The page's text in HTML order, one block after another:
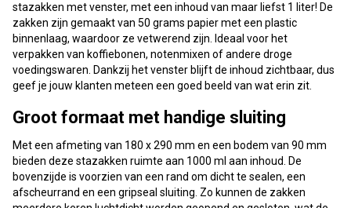
stazakken met venster, met een inhoud van maar liefst 1 liter! De
zakken zijn gemaakt van 50 grams papier met een plastic
binnenlaag, waardoor ze vetwerend zijn. Ideaal voor het
verpakken van koffiebonen, notenmixen of andere droge
voedingswaren. Dankzij het venster blijft de inhoud zichtbaar, dus
geef je jouw klanten meteen een goed beeld van wat erin zit.
Groot formaat met handige sluiting
Met een afmeting van 180 x 290 mm en een bodem van 90 mm
bieden deze stazakken ruimte aan 1000 ml aan inhoud. De
bovenzijde is voorzien van een rand om dicht te sealen, een
afscheurrand en een gripseal sluiting. Zo kunnen de zakken